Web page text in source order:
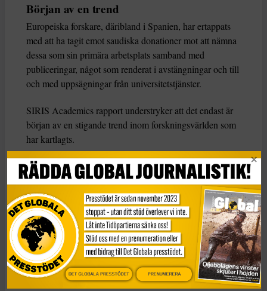
Början av en trend
Europeiska forskare, däribland i Spanien, har ertappats
med att ha tagit emot saudiska donationer mot att nämna
dessa som sin primära arbetsplats samband med
publiceringar, något som renderat i avstängningar och till
och med uppsägningar från universitetstjänster.
SIRIS Academics rapport understryker att det endast är
början av en stigande trend inom forskningsvärlden som
har kartlagts.
Forskare som mist anställningar vid europeiska lärosäten,
och varav vissa helt och hållet knutit sig till saudiska
dito, har visat att pengar förblir ett effektivt
påtryckningsmedel.
”Utvecklingen kommer få stora följder i Spanien och
runtom i världen och tvinga universitet att omvärdera
sina anställdas rättigheter och förpliktelser”, summerar
rapportförfattarna.DET GLOBALA PRESSTÖDET PRENUMERERA